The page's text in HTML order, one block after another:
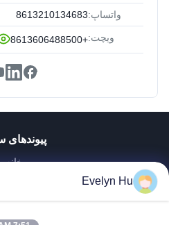
واتساپ:8613210134683
ویچت:+8613606488500
پیوندهای
خانه
Evelyn Hu